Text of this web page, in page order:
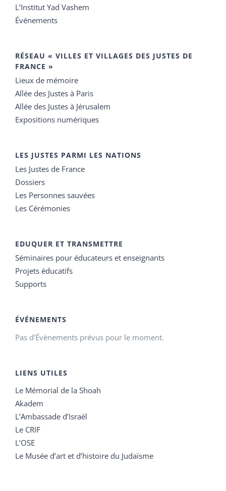
L’Institut Yad Vashem
Événements
RÉSEAU « VILLES ET VILLAGES DES JUSTES DE
FRANCE »
Lieux de mémoire
Allée des Justes à Paris
Allée des Justes à Jérusalem
Expositions numériques
LES JUSTES PARMI LES NATIONS
Les Justes de France
Dossiers
Les Personnes sauvées
Les Cérémonies
EDUQUER ET TRANSMETTRE
Séminaires pour éducateurs et enseignants
Projets éducatifs
Supports
ÉVÉNEMENTS
Pas d'Évènements prévus pour le moment.
LIENS UTILES
Le Mémorial de la Shoah
Akadem
L’Ambassade d’Israël
Le CRIF
L’OSE
Le Musée d’art et d’histoire du Judaïsme